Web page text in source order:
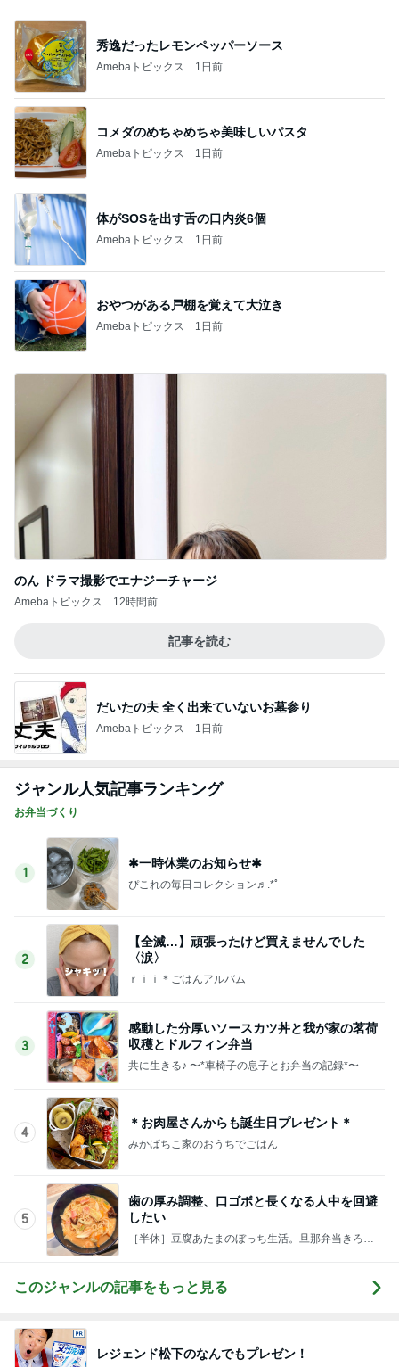
秀逸だったレモンペッパーソース
Amebaトピックス 1日前
コメダのめちゃめちゃ美味しいパスタ
Amebaトピックス 1日前
体がSOSを出す舌の口内炎6個
Amebaトピックス 1日前
おやつがある戸棚を覚えて大泣き
Amebaトピックス 1日前
のん ドラマ撮影でエナジーチャージ
Amebaトピックス 12時間前
記事を読む
だいたの夫 全く出来ていないお墓参り
Amebaトピックス 1日前
ジャンル人気記事ランキング
お弁当づくり
1
✱一時休業のお知らせ✱
ぴこれの毎日コレクション♬.*ﾟ
2
【全滅…】頑張ったけど買えませんでした
〈涙〉
ｒｉｉ＊ごはんアルバム
3
感動した分厚いソースカツ丼と我が家の茗荷
収穫とドルフィン弁当
共に生きる♪ 〜*車椅子の息子とお弁当の記録*〜
4
＊お肉屋さんからも誕生日プレゼント＊
みかぱちこ家のおうちでごはん
5
歯の厚み調整、口ゴボと長くなる人中を回避
したい
［半休］豆腐あたまのぼっち生活。旦那弁当きろく
このジャンルの記事をもっと見る
レジェンド松下のなんでもプレゼン！